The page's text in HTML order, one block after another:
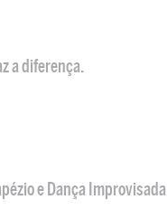
a diferença.
e Dança Improvisada